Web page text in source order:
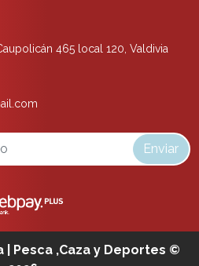
465 local 120, Valdivia
Enviar
| Pesca ,Caza y Deportes ©